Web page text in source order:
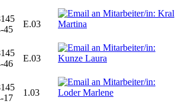
45
E.03
46
E.03
17
1.03